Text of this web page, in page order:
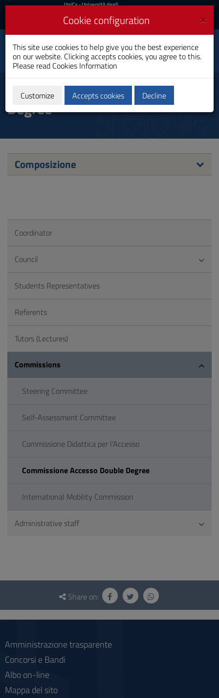
Skip
Content
to
Go
to
Footer
UniCa
Login
UniCa- Università degli
Login UniCA News
Toggle
navigation
International Relations
Master's Degree
Commissione Accesso Double
Degree
Composizione
Coordinator
Council
Students Representatives
Referents
Tutors (Lectures)
Commissions
Steering Committee
Self-Assessment Committee
Commissione Didattica per l'Accesso
Commissione Accesso Double Degree
International Mobility Commission
Administrative staff
Questionnaire
social
Share on:
Amministrazione trasparente
Concorsi e Bandi
Albo on-line
Mappa del sito
×
Cookie configuration
This site use cookies to help give you the best experience
on our website. Clicking accepts cookies, you agree to this.
Please read Cookies Information
Customize Accepts cookies Decline